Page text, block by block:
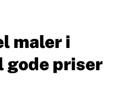
maler i
priser